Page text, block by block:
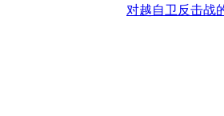
对越自卫反击战